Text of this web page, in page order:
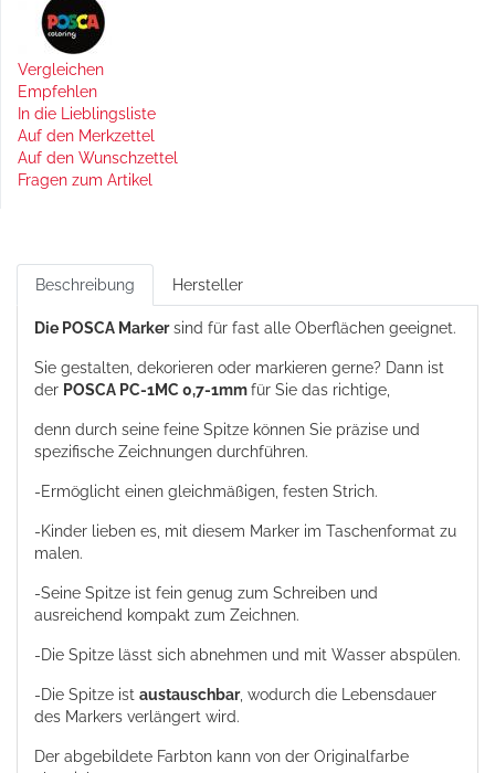
Vergleichen
Empfehlen
In die Lieblingsliste
Auf den Merkzettel
Auf den Wunschzettel
Fragen zum Artikel
Beschreibung Hersteller
Die POSCA Markersind für fast alle Oberflächen geeignet.
Sie gestalten, dekorieren oder markieren gerne? Dann ist
der POSCA PC-1MC 0,7-1mmfür Sie das richtige,
denn durch seine feine Spitze können Sie präzise und
spezifische Zeichnungen durchführen.
-Ermöglicht einen gleichmäßigen, festen Strich.
-Kinder lieben es, mit diesem Marker im Taschenformat zu
malen.
-Seine Spitze ist fein genug zum Schreiben und
ausreichend kompakt zum Zeichnen.
-Die Spitze lässt sich abnehmen und mit Wasser abspülen.
-Die Spitze ist austauschbar, wodurch die Lebensdauer
des Markers verlängert wird.
Der abgebildete Farbton kann von der Originalfarbe